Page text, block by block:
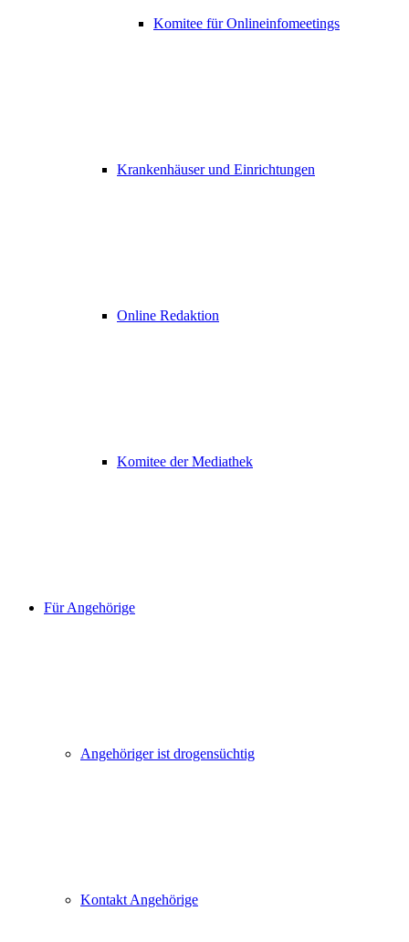
Komitee für Onlineinfomeetings
Krankenhäuser und Einrichtungen
Online Redaktion
Komitee der Mediathek
Für Angehörige
Angehöriger ist drogensüchtig
Kontakt Angehörige